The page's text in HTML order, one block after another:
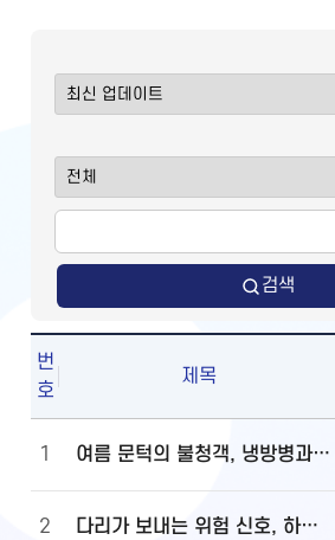
검색
번
호
제목
1 여름 문턱의 불청객, 냉방병과 기립저혈압 관리법
2 다리가 보내는 위험 신호, 하지정맥류